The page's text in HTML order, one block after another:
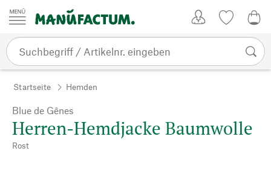
Zum Inhalt springen
Startseite Hemden
Blue de Gênes
Herren-Hemdjacke Baumwolle
Rost